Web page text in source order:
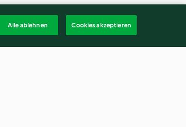
Alle ablehnen Cookies akzeptieren